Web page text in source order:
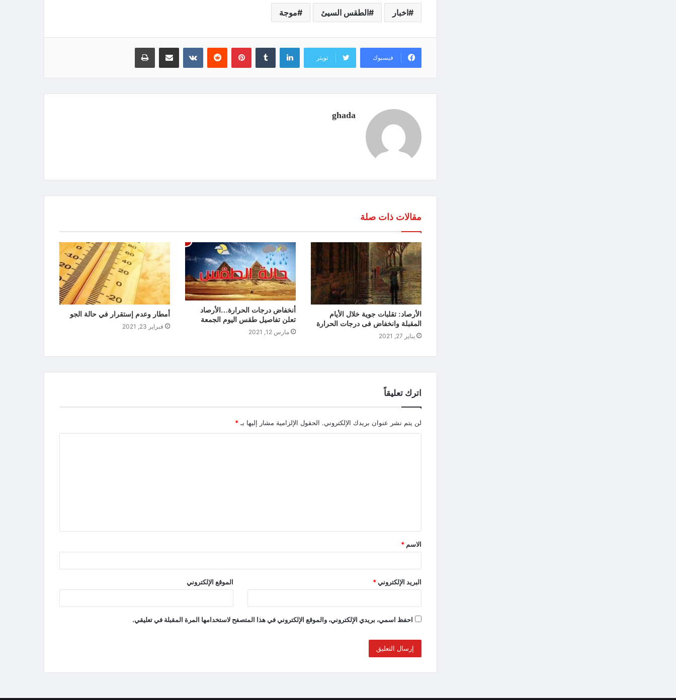
اخبار الطقس السيئ موجة
فيسبوك تويتر
لينكدإن بينتيريست
ghada
مقالات ذات صلة
الأرصاد: تقلبات جوية خلال الأيام
المقبلة وانخفاض فى درجات الحرارة
يناير 27, 2021
أنخفاض درجات الحرارة…الأرصاد
تعلن تفاصيل طقس اليوم الجمعة
مارس 12, 2021
أمطار وعدم إستقرار في حالة الجو
فبراير 23, 2021
اترك تعليقاً
لن يتم نشر عنوان بريدك الإلكتروني. الحقول الإلزامية مشار إليها بـ*
الاسم *
البريد الإلكتروني* الموقع الإلكتروني
احفظ اسمي، بريدي الإلكتروني، والموقع الإلكتروني في هذا المتصفح لاستخدامها المرة المقبلة في تعليقي.